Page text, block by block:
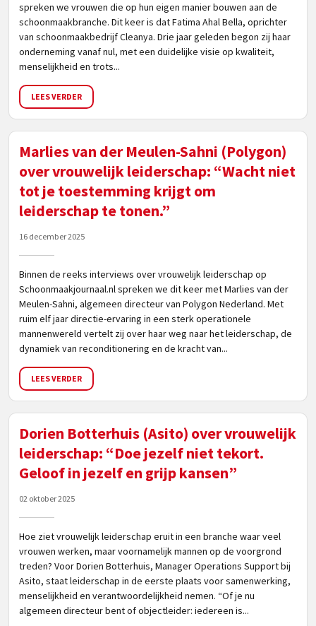
spreken we vrouwen die op hun eigen manier bouwen aan de
schoonmaakbranche. Dit keer is dat Fatima Ahal Bella, oprichter
van schoonmaakbedrijf Cleanya. Drie jaar geleden begon zij haar
onderneming vanaf nul, met een duidelijke visie op kwaliteit,
menselijkheid en trots...
LEES VERDER
Marlies van der Meulen-Sahni (Polygon)
over vrouwelijk leiderschap: “Wacht niet
tot je toestemming krijgt om
leiderschap te tonen.”
16 december 2025
Binnen de reeks interviews over vrouwelijk leiderschap op
Schoonmaakjournaal.nl spreken we dit keer met Marlies van der
Meulen-Sahni, algemeen directeur van Polygon Nederland. Met
ruim elf jaar directie-ervaring in een sterk operationele
mannenwereld vertelt zij over haar weg naar het leiderschap, de
dynamiek van reconditionering en de kracht van...
LEES VERDER
Dorien Botterhuis (Asito) over vrouwelijk
leiderschap: “Doe jezelf niet tekort.
Geloof in jezelf en grijp kansen”
02 oktober 2025
Hoe ziet vrouwelijk leiderschap eruit in een branche waar veel
vrouwen werken, maar voornamelijk mannen op de voorgrond
treden? Voor Dorien Botterhuis, Manager Operations Support bij
Asito, staat leiderschap in de eerste plaats voor samenwerking,
menselijkheid en verantwoordelijkheid nemen. “Of je nu
algemeen directeur bent of objectleider: iedereen is...